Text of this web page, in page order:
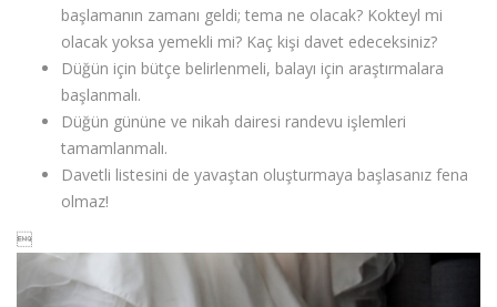
başlamanın zamanı geldi; tema ne olacak? Kokteyl mi
olacak yoksa yemekli mi? Kaç kişi davet edeceksiniz?
Düğün için bütçe belirlenmeli, balayı için araştırmalara
başlanmalı.
Düğün gününe ve nikah dairesi randevu işlemleri
tamamlanmalı.
Davetli listesini de yavaştan oluşturmaya başlasanız fena
olmaz!
